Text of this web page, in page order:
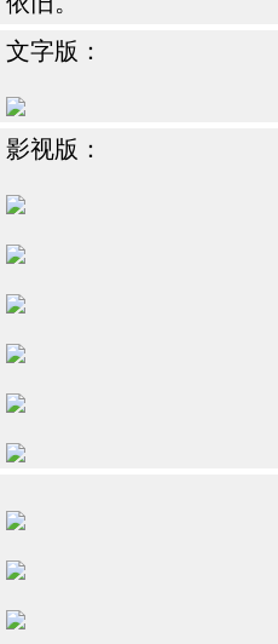
文字版：
影视版：